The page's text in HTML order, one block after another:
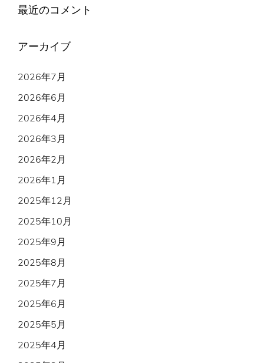
最近のコメント
アーカイブ
2026年7月
2026年6月
2026年4月
2026年3月
2026年2月
2026年1月
2025年12月
2025年10月
2025年9月
2025年8月
2025年7月
2025年6月
2025年5月
2025年4月